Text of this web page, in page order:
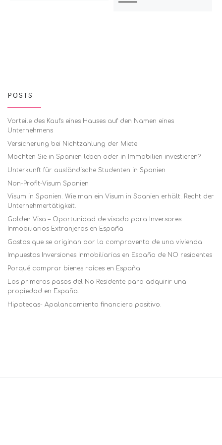
POSTS
Vorteile des Kaufs eines Hauses auf den Namen eines
Unternehmens
Versicherung bei Nichtzahlung der Miete
Möchten Sie in Spanien leben oder in Immobilien investieren?
Unterkunft für ausländische Studenten in Spanien
Non-Profit-Visum Spanien
Visum in Spanien. Wie man ein Visum in Spanien erhält. Recht der
Unternehmertätigkeit.
Golden Visa – Oportunidad de visado para Inversores
Inmobiliarios Extranjeros en España
Gastos que se originan por la compraventa de una vivienda
Impuestos Inversiones Inmobiliarias en España de NO residentes
Porqué comprar bienes raíces en España
Los primeros pasos del No Residente para adquirir una
propiedad en España.
Hipotecas- Apalancamiento financiero positivo.